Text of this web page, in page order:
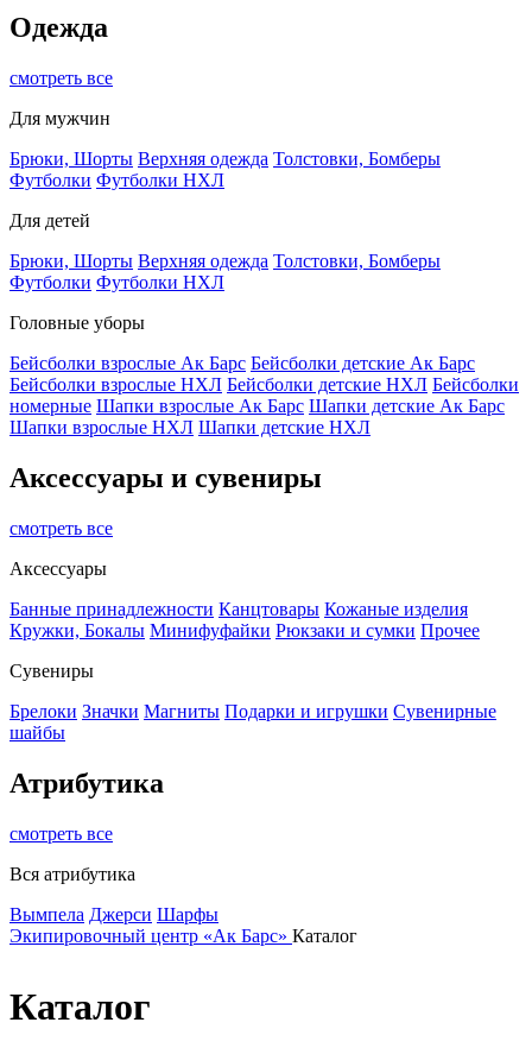
Одежда
смотреть все
Для мужчин
Брюки, Шорты Верхняя одежда Толстовки, Бомберы
Футболки Футболки НХЛ
Для детей
Брюки, Шорты Верхняя одежда Толстовки, Бомберы
Футболки Футболки НХЛ
Головные уборы
Бейсболки взрослые Ак Барс Бейсболки детские Ак Барс
Бейсболки взрослые НХЛ Бейсболки детские НХЛ Бейсболки
номерные Шапки взрослые Ак Барс Шапки детские Ак Барс
Шапки взрослые НХЛ Шапки детские НХЛ
Аксессуары и сувениры
смотреть все
Аксессуары
Банные принадлежности Канцтовары Кожаные изделия
Кружки, Бокалы Минифуфайки Рюкзаки и сумки Прочее
Сувениры
Брелоки Значки Магниты Подарки и игрушки Сувенирные
шайбы
Атрибутика
смотреть все
Вся атрибутика
Вымпела Джерси Шарфы
Экипировочный центр «Ак Барс» Каталог
Каталог